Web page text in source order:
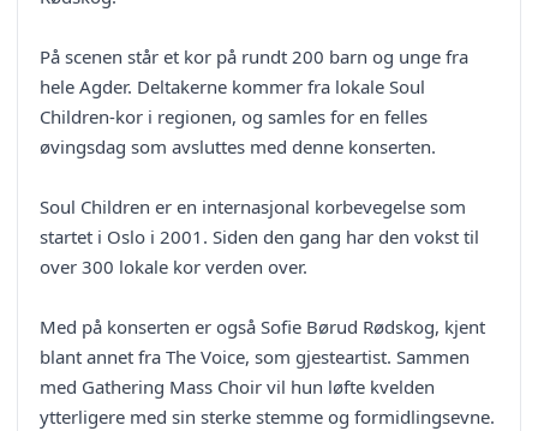
På scenen står et kor på rundt 200 barn og unge fra
hele Agder. Deltakerne kommer fra lokale Soul
Children‑kor i regionen, og samles for en felles
øvingsdag som avsluttes med denne konserten.
Soul Children er en internasjonal korbevegelse som
startet i Oslo i 2001. Siden den gang har den vokst til
over 300 lokale kor verden over.
Med på konserten er også Sofie Børud Rødskog, kjent
blant annet fra The Voice, som gjesteartist. Sammen
med Gathering Mass Choir vil hun løfte kvelden
ytterligere med sin sterke stemme og formidlingsevne.